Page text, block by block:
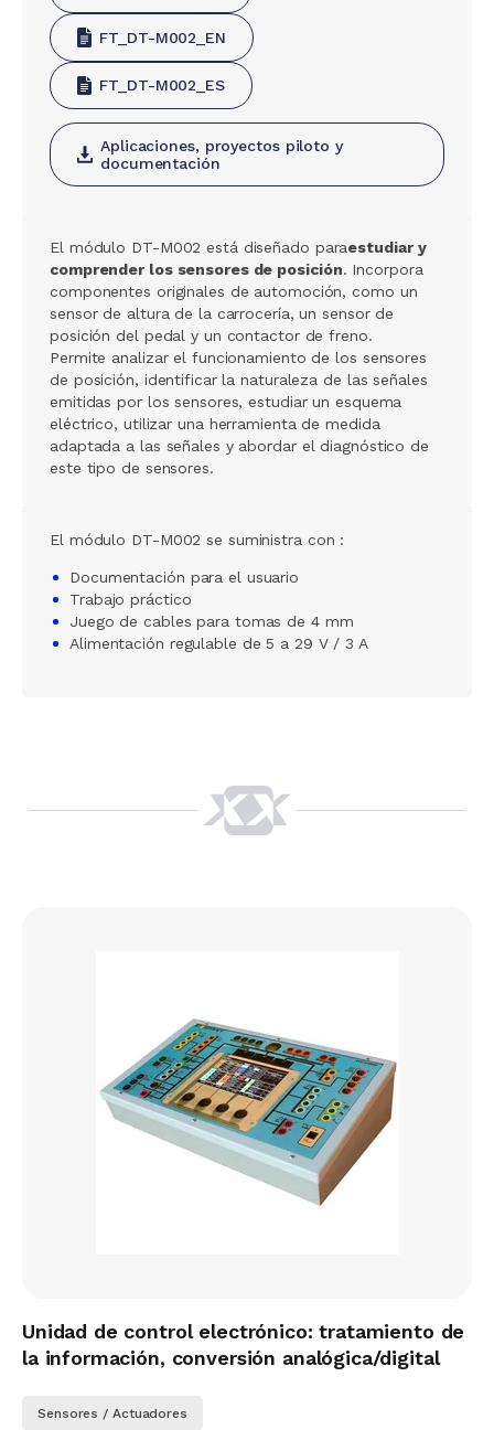
FT_DT-M002_EN
FT_DT-M002_ES
Aplicaciones, proyectos piloto y
documentación
El módulo DT-M002 está diseñado paraestudiar y
comprender los sensores de posición. Incorpora
componentes originales de automoción, como un
sensor de altura de la carrocería, un sensor de
posición del pedal y un contactor de freno.
Permite analizar el funcionamiento de los sensores
de posición, identificar la naturaleza de las señales
emitidas por los sensores, estudiar un esquema
eléctrico, utilizar una herramienta de medida
adaptada a las señales y abordar el diagnóstico de
este tipo de sensores.
El módulo DT-M002 se suministra con :
Documentación para el usuario
Trabajo práctico
Juego de cables para tomas de 4 mm
Alimentación regulable de 5 a 29 V / 3 A
Unidad de control electrónico: tratamiento de
la información, conversión analógica/digital
Sensores / Actuadores